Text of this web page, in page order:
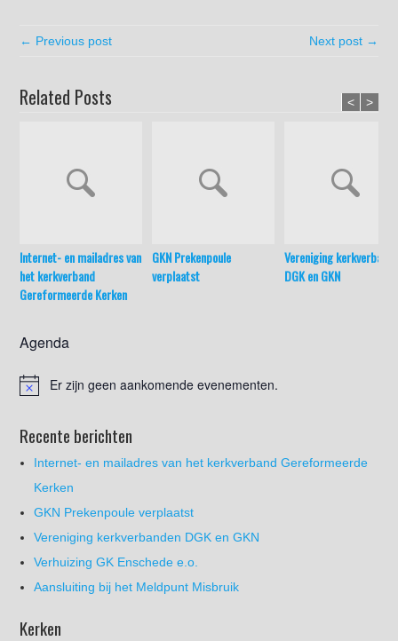
← Previous post Next post →
Related Posts
Internet- en mailadres van
het kerkverband
Gereformeerde Kerken
GKN Prekenpoule
verplaatst
Vereniging
DGK en GKN
< >
Agenda
Er zijn geen aankomende evenementen.
Recente berichten
Internet- en mailadres van het kerkverband Gereformeerde
Kerken
GKN Prekenpoule verplaatst
Vereniging kerkverbanden DGK en GKN
Verhuizing GK Enschede e.o.
Aansluiting bij het Meldpunt Misbruik
Kerken